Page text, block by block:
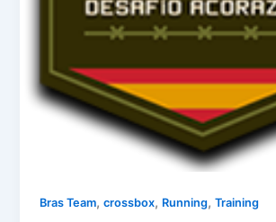
Bras Team,crossbox, Running,Training